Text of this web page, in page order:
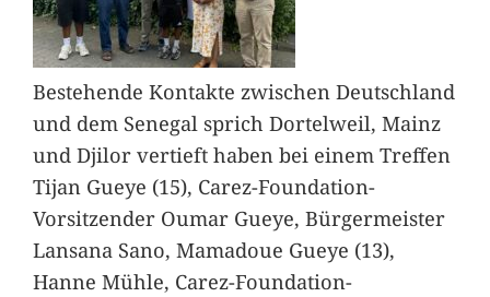
Bestehende Kontakte zwischen Deutschland
und dem Senegal sprich Dortelweil, Mainz
und Djilor vertieft haben bei einem Treffen
Tijan Gueye (15), Carez-Foundation-
Vorsitzender Oumar Gueye, Bürgermeister
Lansana Sano, Mamadoue Gueye (13),
Hanne Mühle, Carez-Foundation-